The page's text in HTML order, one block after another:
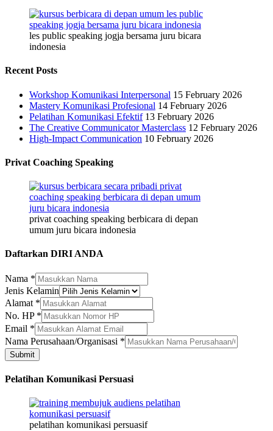
les public speaking jogja bersama juru bicara
indonesia
Recent Posts
Workshop Komunikasi Interpersonal 15 February 2026
Mastery Komunikasi Profesional 14 February 2026
Pelatihan Komunikasi Efektif 13 February 2026
The Creative Communicator Masterclass 12 February 2026
High-Impact Communication 10 February 2026
Privat Coaching Speaking
privat coaching speaking berbicara di depan
umum juru bicara indonesia
Daftarkan DIRI ANDA
Nama *
Jenis Kelamin
Alamat *
Nama
No.
Nama
No. HP *
Email *
Nama Perusahaan/Organisasi *
Submit
Pelatihan Komunikasi Persuasi
pelatihan komunikasi persuasif